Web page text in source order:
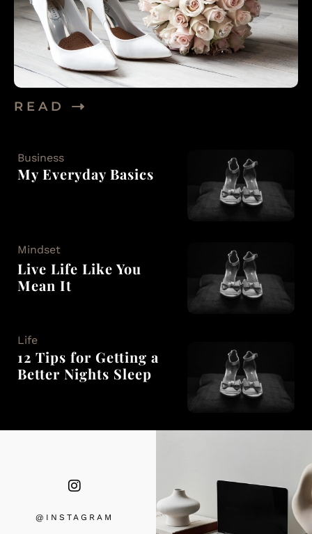
R E A D
Business
My Everyday Basics
Mindset
Live Life Like You
Mean It
Life
12 Tips for Getting a
Better Nights Sleep
@INSTAGRA M